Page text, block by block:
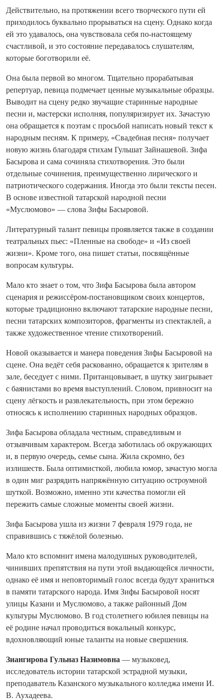
Действительно, на протяжении всего творческого пути ей
приходилось буквально прорываться на сцену. Однако когда
ей это удавалось, она чувствовала себя по-настоящему
счастливой, и это состояние передавалось слушателям,
которые боготворили её.
Она была первой во многом. Тщательно прорабатывая
репертуар, певица подмечает ценные музыкальные образцы.
Выводит на сцену редко звучащие старинные народные
песни и, мастерски исполняя, популяризирует их. Зачастую
она обращается к поэтам с просьбой написать новый текст к
народным песням. К примеру, «Свадебная песня» получает
новую жизнь благодаря стихам Гульшат Зайнашевой. Зифа
Басырова и сама сочиняла стихотворения. Это были
отдельные сочинения, преимущественно лирического и
патриотического содержания. Иногда это были тексты песен.
В основе известной татарской народной песни
«Муслюмово» — слова Зифы Басыровой.
Литературный талант певицы проявляется также в создании
театральных пьес: «Пленные на свободе» и «Из своей
жизни». Кроме того, она пишет статьи, посвящённые
вопросам культуры.
Мало кто знает о том, что Зифа Басырова была автором
сценария и режиссёром-постановщиком своих концертов,
которые традиционно включают татарские народные песни,
песни татарских композиторов, фрагменты из спектаклей, а
также художественное чтение стихотворений.
Новой оказывается и манера поведения Зифы Басыровой на
сцене. Она ведёт себя раскованно, обращается к зрителям в
зале, беседует с ними. Пританцовывает, в шутку заигрывает
с баянистами во время выступлений. Словом, привносит на
сцену лёгкость и развлекательность, при этом бережно
относясь к исполнению старинных народных образцов.
Зифа Басырова обладала честным, справедливым и
отзывчивым характером. Всегда заботилась об окружающих
и, в первую очередь, семье сына. Жила скромно, без
излишеств. Была оптимисткой, любила юмор, зачастую могла
в один миг разрядить напряжённую ситуацию остроумной
шуткой. Возможно, именно эти качества помогли ей
пережить самые сложные моменты своей жизни.
Зифа Басырова ушла из жизни 7 февраля 1979 года, не
справившись с тяжёлой болезнью.
Мало кто вспомнит имена малодушных руководителей,
чинивших препятствия на пути этой выдающейся личности,
однако её имя и неповторимый голос всегда будут храниться
в памяти татарского народа. Имя Зифы Басыровой носят
улицы Казани и Муслюмово, а также районный Дом
культуры Муслюмово. В год столетнего юбилея певицы на
её родине начал проводиться вокальный конкурс,
вдохновляющий юные таланты на новые свершения.
Зиангирова Гульназ Назимовна — музыковед,
исследователь истории татарской эстрадной музыки,
преподаватель Казанского музыкального колледжа имени И.
В. Аухадеева.